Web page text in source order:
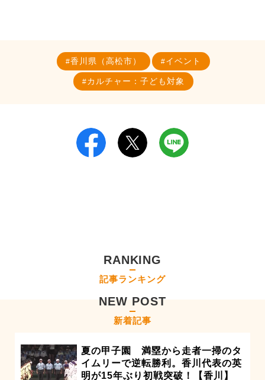
香川県（高松市） イベント
カルチャー：子ども対象
RANKING
記事ランキング
NEW POST
新着記事
夏の甲子園 満塁から走者一掃のタ
イムリーで逆転勝利。香川代表の英
明が15年ぶり初戦突破！【香川】